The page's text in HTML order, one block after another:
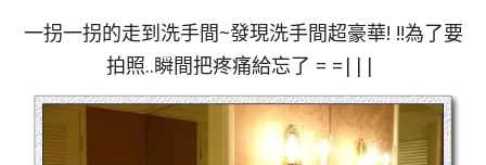
一拐一拐的走到洗手間~發現洗手間超豪華! !!為了要
拍照..瞬間把疼痛給忘了 = =|||